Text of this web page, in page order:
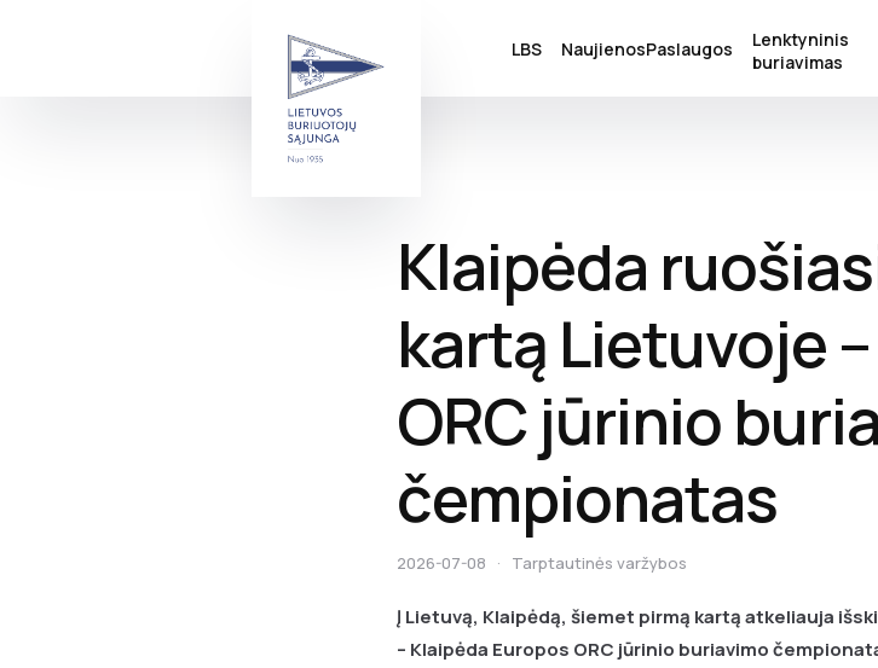
LBS NaujienosPaslaugos
Lenktyninis
buriavimas
Klaipėda
kartą Lietuvoje
ORC jūrinio
čempionatas
2026-07-08 · Tarptautinės varžybos
Į Lietuvą, Klaipėdą, šiemet pirmą kartą atkeliauja
– Klaipėda Europos ORC jūrinio buriavimo